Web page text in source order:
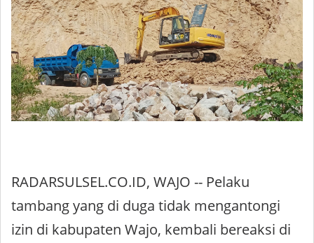
RADARSULSEL.CO.ID, WAJO -- Pelaku
tambang yang di duga tidak mengantongi
izin di kabupaten Wajo, kembali bereaksi di